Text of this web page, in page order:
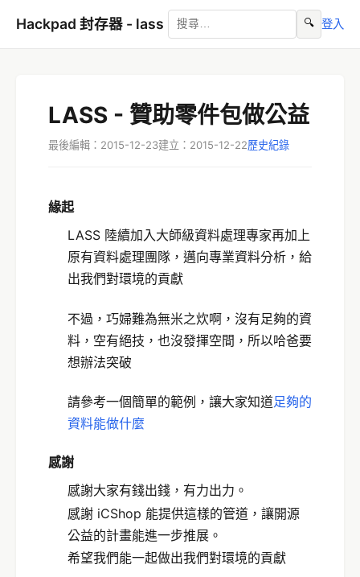
Hackpad 封存器 - lass 🔍 登入
LASS - 贊助零件包做公益
最後編輯：2015-12-23建立：2015-12-22歷史紀錄
緣起
LASS 陸續加入大師級資料處理專家再加上
原有資料處理團隊，邁向專業資料分析，給
出我們對環境的貢獻
不過，巧婦難為無米之炊啊，沒有足夠的資
料，空有絕技，也沒發揮空間，所以哈爸要
想辦法突破
請參考一個簡單的範例，讓大家知道足夠的
資料能做什麼
感謝
感謝大家有錢出錢，有力出力。
感謝 iCShop 能提供這樣的管道，讓開源
公益的計畫能進一步推展。
希望我們能一起做出我們對環境的貢獻